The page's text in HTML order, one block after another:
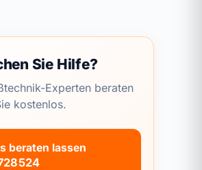
Sie Hilfe?
Experten beraten
kostenlos.
beraten lassen